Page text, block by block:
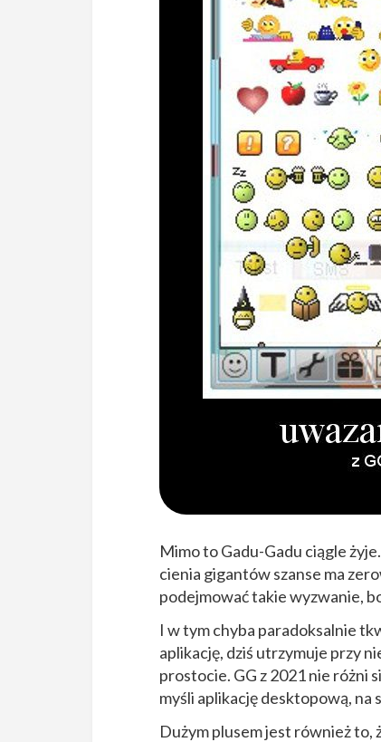
Mimo to Gadu-Gadu ciągle
cienia gigantów szanse ma
podejmować takie wyzwanie,
I w tym chyba paradoksalnie
aplikację, dziś utrzymuje przy
prostocie. GG z 2021 nie różni
myśli aplikację desktopową,
Dużym plusem jest również to,